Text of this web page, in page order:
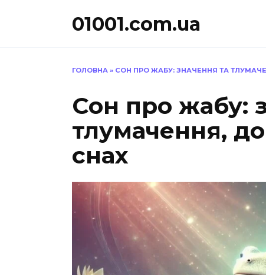
01001.com.ua
ГОЛОВНА » СОН ПРО ЖАБУ: ЗНАЧЕННЯ ТА
Сон про жабу:
тлумачення,
снах